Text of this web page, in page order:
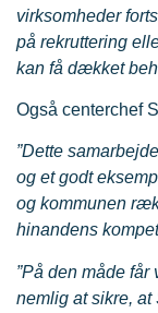
virksomheder
på rekruttering
kan få dækket
Også centerchef
”Dette
og et godt
og kommunen
hinandens
”På den måde
nemlig at sikre, at